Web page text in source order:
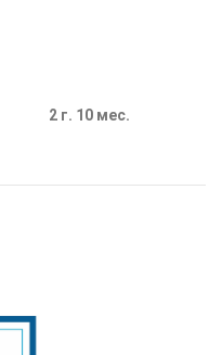
2 г. 10 мес.